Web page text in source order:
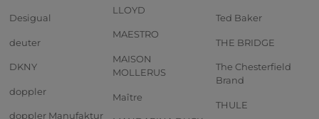
Desigual
deuter
DKNY
doppler
doppler Manufaktur
LLOYD
MAESTRO
MAISON
MOLLERUS
Maître
Ted Baker
THE BRIDGE
The Chesterfield
Brand
THULE